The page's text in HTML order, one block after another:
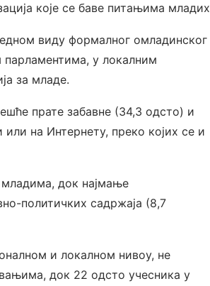
које се баве питањима младих
виду формалног омладинског
у локалним
за младе.
прате забавне (34,3 одсто) и
на Интернету, преко којих се и
младима, док најмање
политичких садржаја (8,7
и локалном нивоу, не
док 22 одсто учесника у